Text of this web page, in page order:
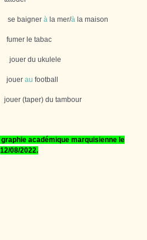
à la mer/à la maison
le tabac
jouer du ukulele
au football
du tambour
académique marquisienne le
12/08/2022.